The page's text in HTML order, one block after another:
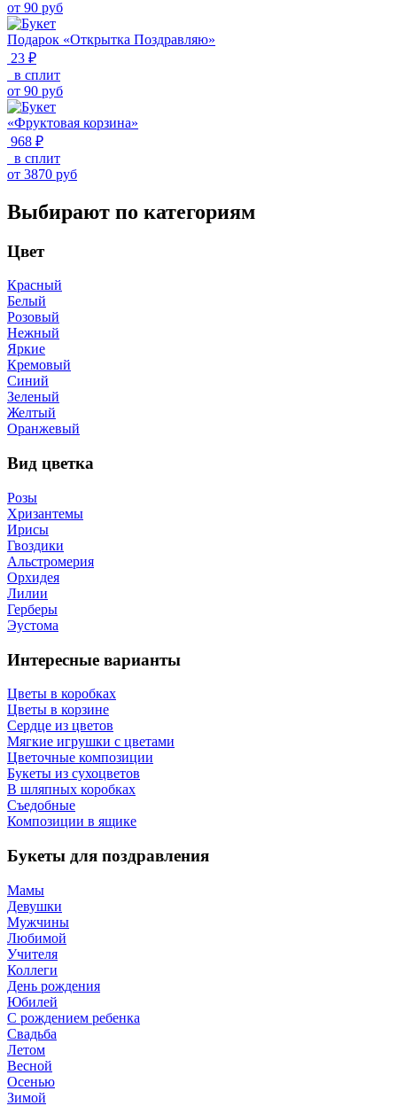
от 90 руб
Подарок «Открытка Поздравляю»
23 ₽
в сплит
от 90 руб
«Фруктовая корзина»
968 ₽
в сплит
от 3870 руб
Выбирают по категориям
Цвет
Красный
Белый
Розовый
Нежный
Яркие
Кремовый
Синий
Зеленый
Желтый
Оранжевый
Вид цветка
Розы
Хризантемы
Ирисы
Гвоздики
Альстромерия
Орхидея
Лилии
Герберы
Эустома
Интересные варианты
Цветы в коробках
Цветы в корзине
Сердце из цветов
Мягкие игрушки с цветами
Цветочные композиции
Букеты из сухоцветов
В шляпных коробках
Съедобные
Композиции в ящике
Букеты для поздравления
Мамы
Девушки
Мужчины
Любимой
Учителя
Коллеги
День рождения
Юбилей
С рождением ребенка
Свадьба
Летом
Весной
Осенью
Зимой